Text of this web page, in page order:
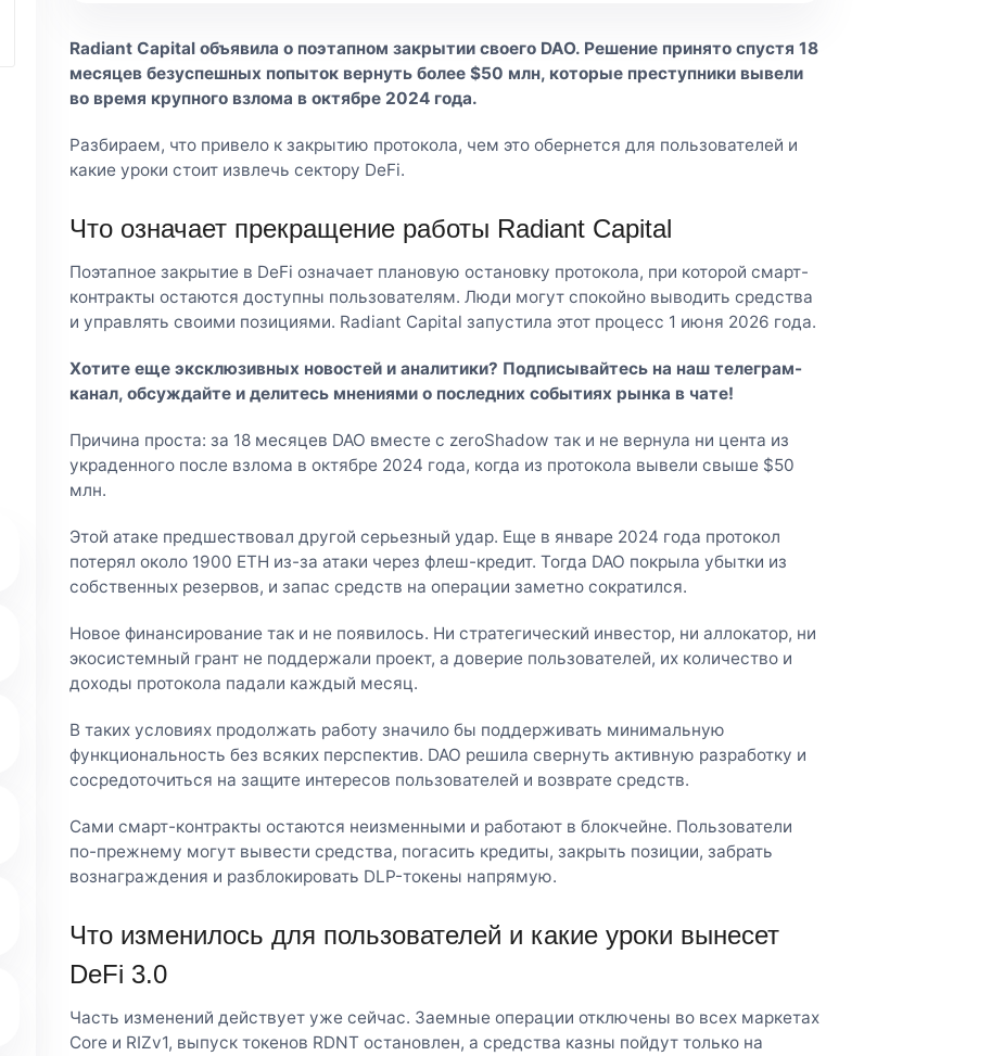
Radiant Capital объявила о поэтапном закрытии своего DAO. Решение принято спустя 18
месяцев безуспешных попыток вернуть более $50 млн, которые преступники вывели
во время крупного взлома в октябре 2024 года.
Разбираем, что привело к закрытию протокола, чем это обернется для пользователей и
какие уроки стоит извлечь сектору DeFi.
Что означает прекращение работы Radiant Capital
Поэтапное закрытие в DeFi означает плановую остановку протокола, при которой смарт-
контракты остаются доступны пользователям. Люди могут спокойно выводить средства
и управлять своими позициями. Radiant Capital запустила этот процесс 1 июня 2026 года.
Хотите еще эксклюзивных новостей и аналитики? Подписывайтесь на наштелеграм-
канал, обсуждайте и делитесь мнениями о последних событиях рынка в чате!
Причина проста: за 18 месяцев DAO вместе с zeroShadow так и не вернула ни цента из
украденного после взлома в октябре 2024 года, когда из протокола вывели свыше $50
млн.
Этой атаке предшествовал другой серьезный удар. Еще в январе 2024 года протокол
потерял около 1900 ETH из-за атаки через флеш-кредит. Тогда DAO покрыла убытки из
собственных резервов, и запас средств на операции заметно сократился.
Новое финансирование так и не появилось. Ни стратегический инвестор, ни аллокатор, ни
экосистемный грант не поддержали проект, а доверие пользователей, их количество и
доходы протокола падали каждый месяц.
В таких условиях продолжать работу значило бы поддерживать минимальную
функциональность без всяких перспектив. DAO решила свернуть активную разработку и
сосредоточиться на защите интересов пользователей и возврате средств.
Сами смарт-контракты остаются неизменными и работают в блокчейне. Пользователи
по-прежнему могут вывести средства, погасить кредиты, закрыть позиции, забрать
вознаграждения и разблокировать DLP-токены напрямую.
Что изменилось для пользователей и какие уроки вынесет
DeFi 3.0
Часть изменений действует уже сейчас. Заемные операции отключены во всех маркетах
Core и RIZv1, выпуск токенов RDNT остановлен, а средства казны пойдут только на